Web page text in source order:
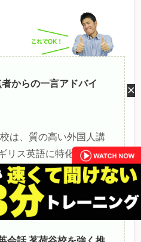
者からの一言アドバイ
は、質の高い外国人講
リス英語に特化した学校
特におすすめなのはビジ
践的なビジネススキルを
×